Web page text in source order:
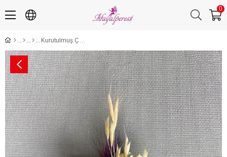
0
Kurutulmuş Çiçekli Damat Yaka Çiçeği